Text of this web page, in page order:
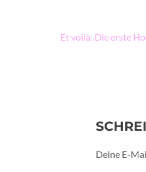
Et voilà: Die erste
Deine E-